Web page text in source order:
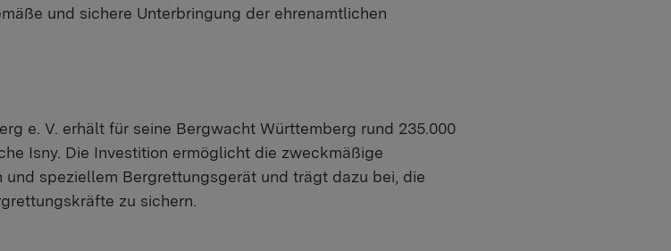
und sichere Unterbringung der ehrenamtlichen
e. V. erhält für seine Bergwacht Württemberg rund 235.000
Isny. Die Investition ermöglicht die zweckmäßige
speziellem Bergrettungsgerät und trägt dazu bei, die
zu sichern.